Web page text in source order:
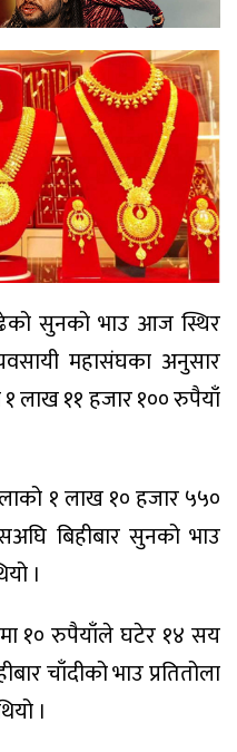
सुनको भाउ आज स्थिर
महासंघका अनुसार
१ लाख ११ हजार १०० रुपैयाँ
१ लाख १० हजार ५५०
बिहीबार सुनको भाउ
।
१० रुपैयाँले घटेर १४ सय
चाँदीको भाउ प्रतितोला
।